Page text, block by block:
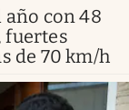
con 48
fuertes
de 70 km/h